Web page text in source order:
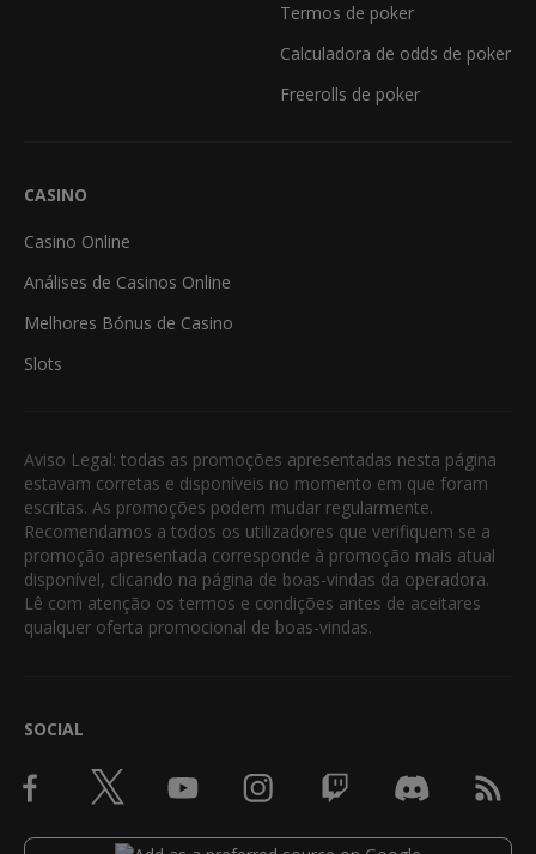
Termos de poker
Calculadora de odds de poker
Freerolls de poker
CASINO
Casino Online
Análises de Casinos Online
Melhores Bónus de Casino
Slots
Aviso Legal: todas as promoções apresentadas nesta página
estavam corretas e disponíveis no momento em que foram
escritas. As promoções podem mudar regularmente.
Recomendamos a todos os utilizadores que verifiquem se a
promoção apresentada corresponde à promoção mais atual
disponível, clicando na página de boas-vindas da operadora.
Lê com atenção os termos e condições antes de aceitares
qualquer oferta promocional de boas-vindas.
SOCIAL